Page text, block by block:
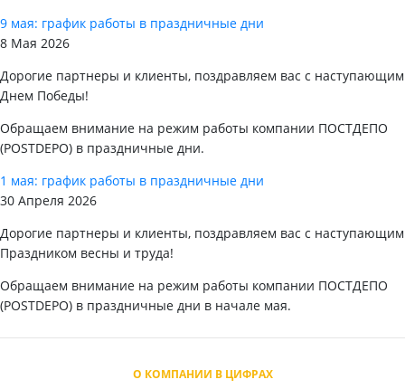
9 мая: график работы в праздничные дни
8 Мая 2026
Дорогие партнеры и клиенты, поздравляем вас с наступающим
Днем Победы!
Обращаем внимание на режим работы компании ПОСТДЕПО
(POSTDEPO) в праздничные дни.
1 мая: график работы в праздничные дни
30 Апреля 2026
Дорогие партнеры и клиенты, поздравляем вас с наступающим
Праздником весны и труда!
Обращаем внимание на режим работы компании ПОСТДЕПО
(POSTDEPO) в праздничные дни в начале мая.
О КОМПАНИИ В ЦИФРАХ